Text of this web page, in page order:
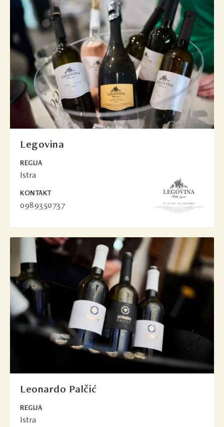
Legovina
REGIJA
Istra
KONTAKT
0989350737
Leonardo Palčić
REGIJA
Istra